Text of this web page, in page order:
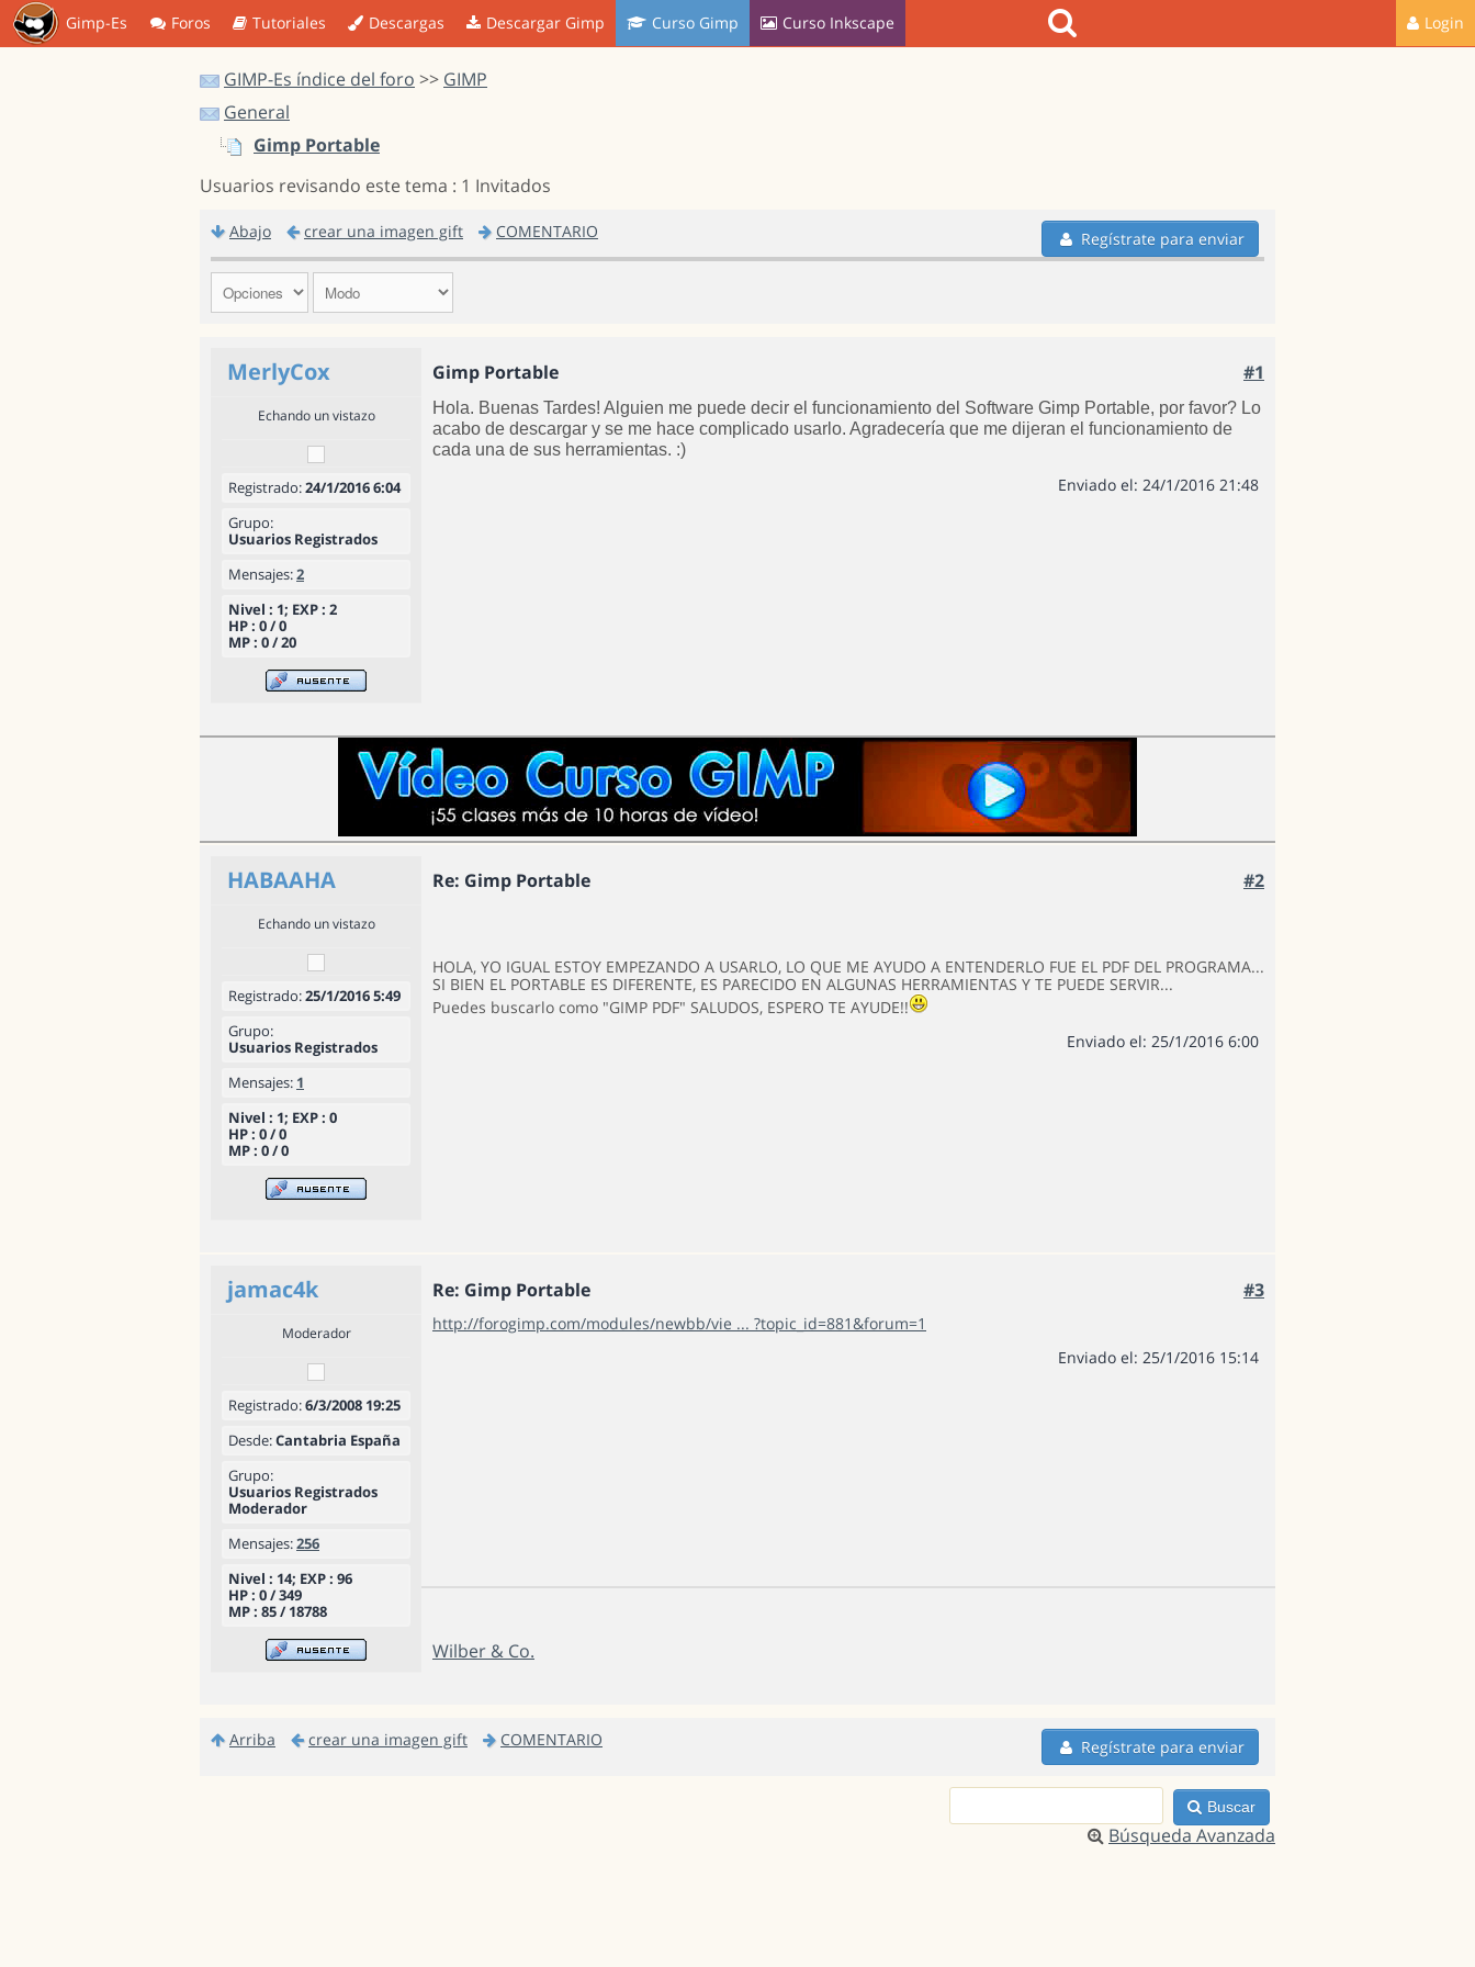
Gimp-Es Foros Tutoriales Descargas Descargar Gimp Curso Gimp Curso Inkscape Login
GIMP-Es índice del foro >> GIMP
General
Gimp Portable
Usuarios revisando este tema : 1 Invitados
Abajo crear una imagen gift COMENTARIO Regístrate para enviar
MerlyCox Gimp Portable #1
Echando un vistazo
Registrado:24/1/2016 6:04
Grupo:
Usuarios Registrados
Mensajes:2
Nivel : 1; EXP : 2
HP : 0 / 0
MP : 0 / 20
Hola. Buenas Tardes! Alguien me puede decir el funcionamiento del Software Gimp Portable, por favor? Lo
acabo de descargar y se me hace complicado usarlo. Agradecería que me dijeran el funcionamiento de
cada una de sus herramientas. :)
Enviado el: 24/1/2016 21:48
HABAAHA Re: Gimp Portable #2
Echando un vistazo
Registrado:25/1/2016 5:49
Grupo:
Usuarios Registrados
Mensajes: 1
Nivel : 1; EXP : 0
HP : 0 / 0
MP : 0 / 0
HOLA, YO IGUAL ESTOY EMPEZANDO A USARLO, LO QUE ME AYUDO A ENTENDERLO FUE EL PDF DEL PROGRAMA...
SI BIEN EL PORTABLE ES DIFERENTE, ES PARECIDO EN ALGUNAS HERRAMIENTAS Y TE PUEDE SERVIR...
Puedes buscarlo como "GIMP PDF" SALUDOS, ESPERO TE AYUDE!!
Enviado el: 25/1/2016 6:00
jamac4k Re: Gimp Portable #3
Moderador
Registrado:6/3/2008 19:25
Desde:Cantabria España
Grupo:
Usuarios Registrados
Moderador
Mensajes:256
Nivel : 14; EXP : 96
HP : 0 / 349
MP : 85 / 18788
http://forogimp.com/modules/newbb/vie ... ?topic_id=881&forum=1
Enviado el: 25/1/2016 15:14
Wilber & Co.
Arriba crear una imagen gift COMENTARIO Regístrate para enviar
Buscar
Búsqueda Avanzada